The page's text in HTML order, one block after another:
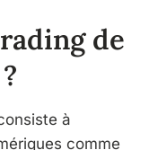
de
à
comme